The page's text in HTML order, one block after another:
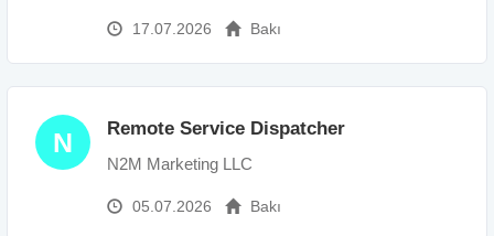
17.07.2026 Bakı
N Remote Service Dispatcher
N2M Marketing LLC
05.07.2026 Bakı